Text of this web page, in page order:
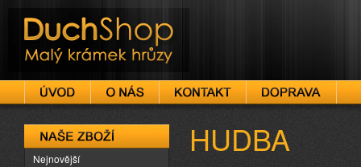
DuchShop
HUDBA
Naše zboží
Nejnovější